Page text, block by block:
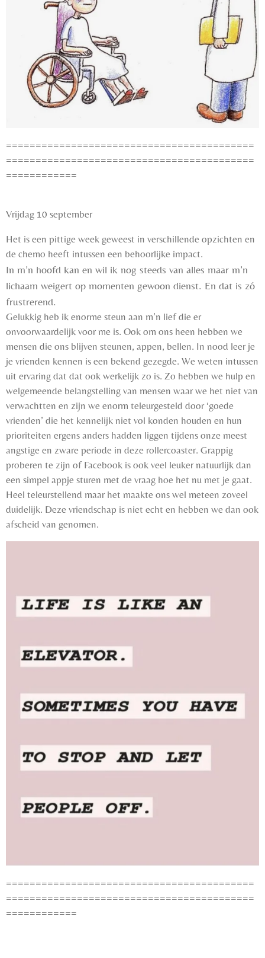
==========================================
==========================================
============
Vrijdag 10 september
Het is een pittige week geweest in verschillende opzichten en
de chemo heeft intussen een behoorlijke impact.
In m’n hoofd kan en wil ik nog steeds van alles maar m’n
lichaam weigert op momenten gewoon dienst. En dat is zó
frustrerend.
Gelukkig heb ik enorme steun aan m’n lief die er
onvoorwaardelijk voor me is. Ook om ons heen hebben we
mensen die ons blijven steunen, appen, bellen. In nood leer je
je vrienden kennen is een bekend gezegde. We weten intussen
uit ervaring dat dat ook werkelijk zo is. Zo hebben we hulp en
welgemeende belangstelling van mensen waar we het niet van
verwachtten en zijn we enorm teleurgesteld door ‘goede
vrienden’ die het kennelijk niet vol konden houden en hun
prioriteiten ergens anders hadden liggen tijdens onze meest
angstige en zware periode in deze rollercoaster. Grappig
proberen te zijn of Facebook is ook veel leuker natuurlijk dan
een simpel appje sturen met de vraag hoe het nu met je gaat.
Heel teleurstellend maar het maakte ons wel meteen zoveel
duidelijk. Deze vriendschap is niet echt en hebben we dan ook
afscheid van genomen.
==========================================
==========================================
============